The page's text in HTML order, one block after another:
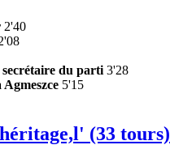
2'40
du parti 3'28
5'15
(33 tours)